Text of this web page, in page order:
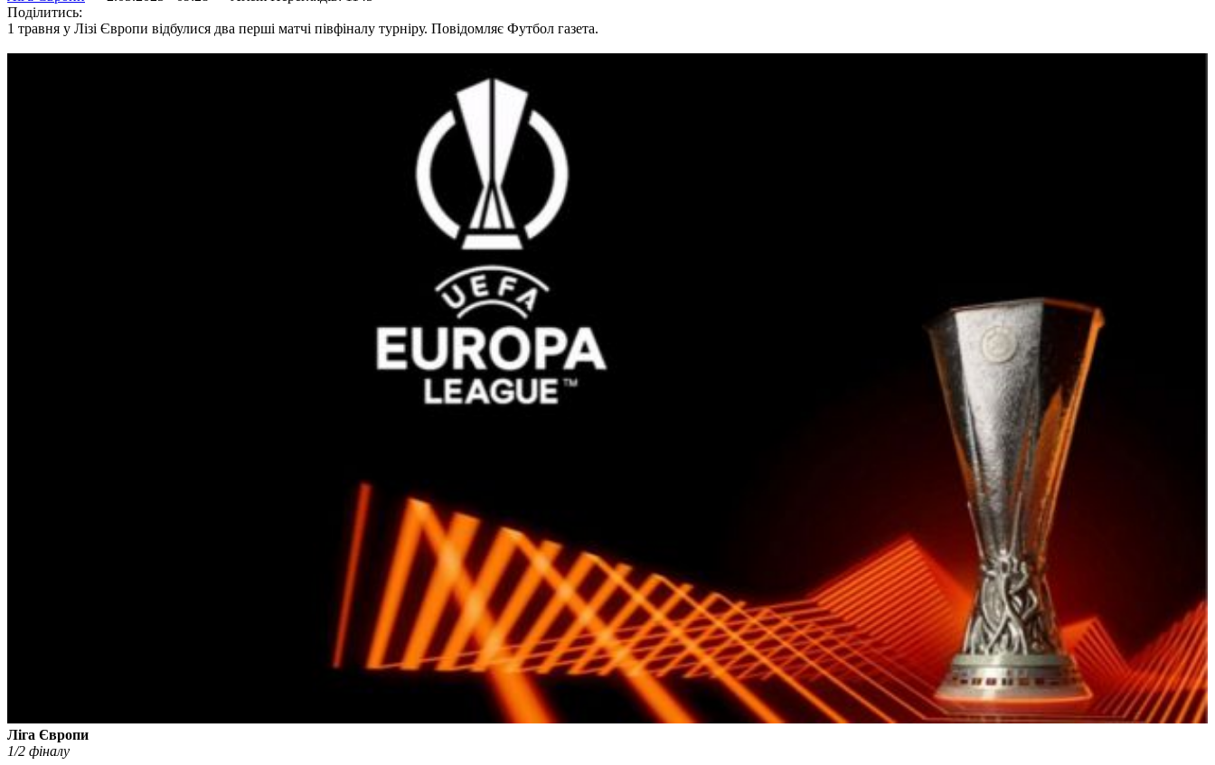
Поділитись:
1 травня у Лізі Європи відбулися два перші матчі півфіналу турніру. Повідомляє Футбол газета.
Ліга Європи
1/2 фіналу